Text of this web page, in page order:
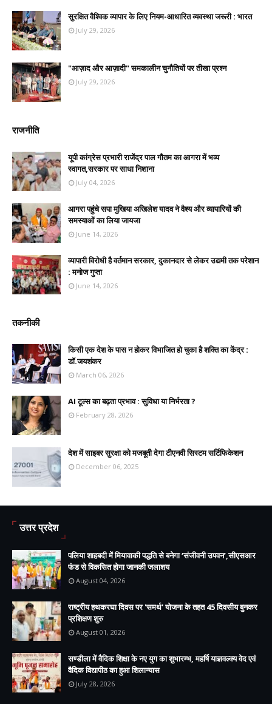
सुरक्षित वैश्विक व्यापार के लिए नियम-आधारित व्यवस्था जरूरी : भारत
July 29, 2026
"आज़ाद और आज़ादी" समकालीन चुनौतियों पर तीखा प्रश्न
July 29, 2026
राजनीति
यूपी कांग्रेस प्रभारी राजेंद्र पाल गौतम का आगरा में भव्य
स्वागत,सरकार पर साधा निशाना
July 04, 2026
आगरा पहुंचे सपा मुखिया अखिलेश यादव ने वैश्य और व्यापारियों की
समस्याओं का लिया जायजा
June 14, 2026
व्यापारी विरोधी है वर्तमान सरकार, दुकानदार से लेकर उद्यमी तक परेशान
: मनोज गुप्ता
June 14, 2026
तकनीकी
किसी एक देश के पास न होकर विभाजित हो चुका है शक्ति का केंद्र :
डॉ.जयशंकर
March 06, 2026
AI टूल्स का बढ़ता प्रभाव : सुविधा या निर्भरता ?
February 28, 2026
देश में साइबर सुरक्षा को मजबूती देगा टीएनवी सिस्टम सर्टिफिकेशन
December 06, 2025
उत्तर प्रदेश
पलिया शाहबदी में मियावाकी पद्धति से बनेगा ‘संजीवनी उपवन’,सीएसआर
फंड से विकसित होगा जानकी जलाशय
August 04, 2026
राष्ट्रीय हथकरघा दिवस पर 'समर्थ' योजना के तहत 45 दिवसीय बुनकर
प्रशिक्षण शुरु
August 01, 2026
सण्डीला में वैदिक शिक्षा के नए युग का शुभारम्भ, महर्षि याज्ञवल्क्य वेद एवं
वैदिक विद्यापीठ का हुआ शिलान्यास
July 28, 2026